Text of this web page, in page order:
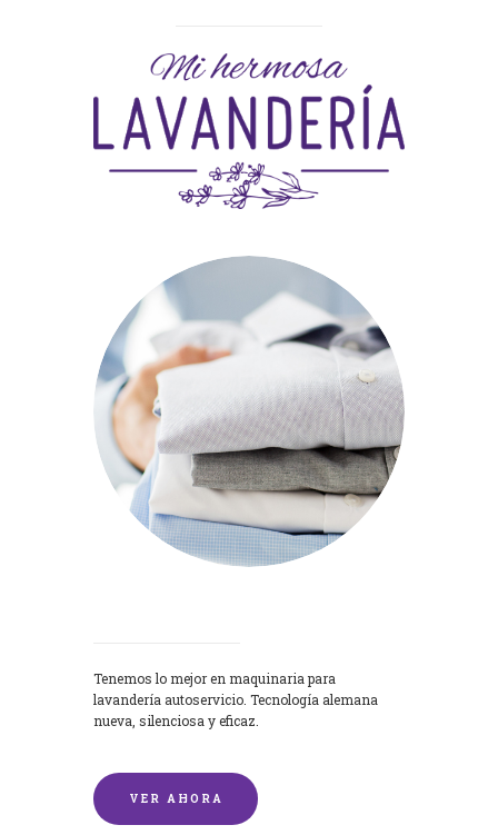
Tenemos lo mejor en maquinaria para
lavandería autoservicio. Tecnología alemana
nueva, silenciosa y eficaz.
VER AHORA